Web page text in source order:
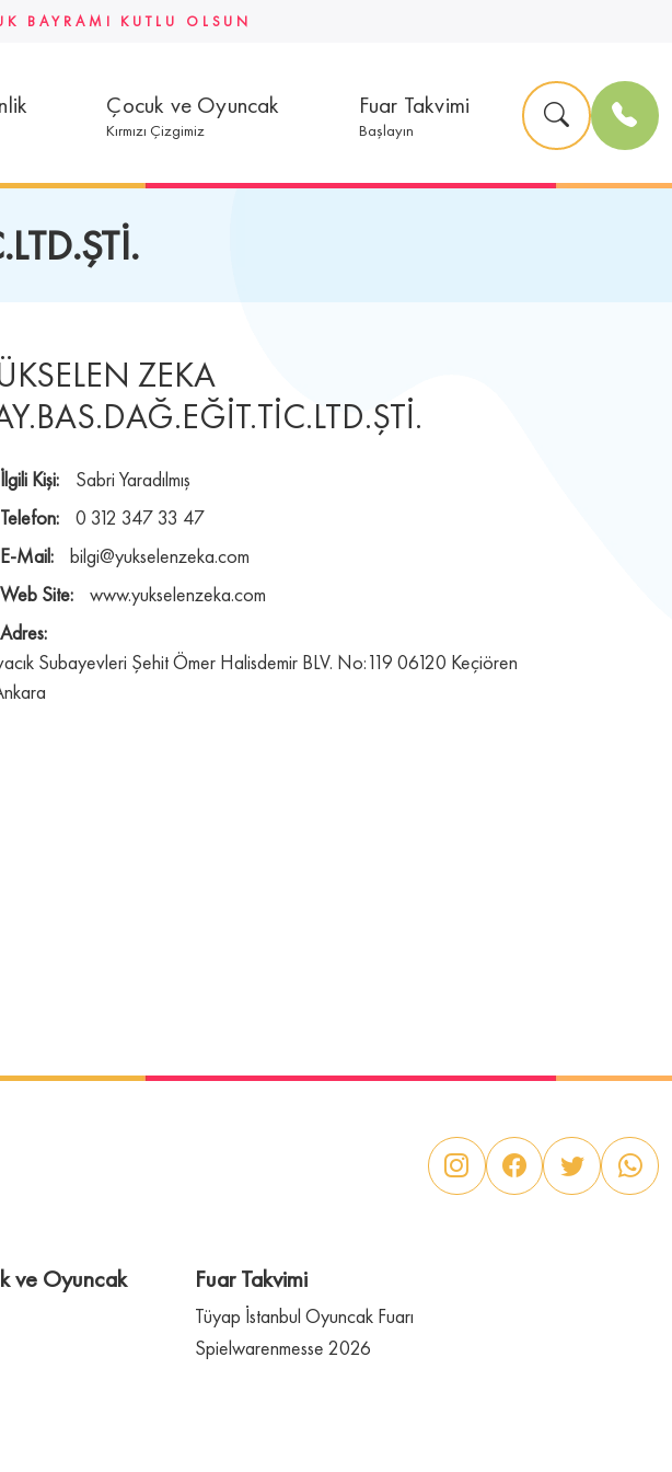
BAYRAMI KUTLU OLSUN
Çocuk ve Oyuncak
Kırmızı Çizgimiz
Fuar Takvimi
Başlayın
ZEKA
Kişi:
Sabri Yaradılmış
Telefon:
0 312 347 33 47
E-Mail:
bilgi@yukselenzeka.com
Web Site:
www.yukselenzeka.com
Adres:
Subayevleri Şehit Ömer Halisdemir BLV. No:119 06120 Keçiören
ve Oyuncak Fuar Takvimi
Tüyap İstanbul Oyuncak Fuarı
Spielwarenmesse 2026